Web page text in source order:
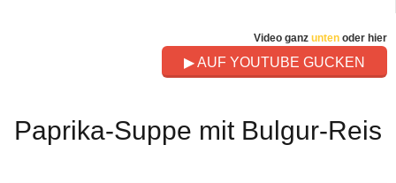
Video ganz unten oder hier
▶ AUF YOUTUBE GUCKEN
Paprika-Suppe mit Bulgur-Reis